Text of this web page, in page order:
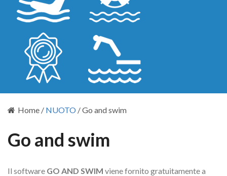
Home / NUOTO /Go and swim
Go and swim
Il software GO AND SWIM viene fornito gratuitamente a